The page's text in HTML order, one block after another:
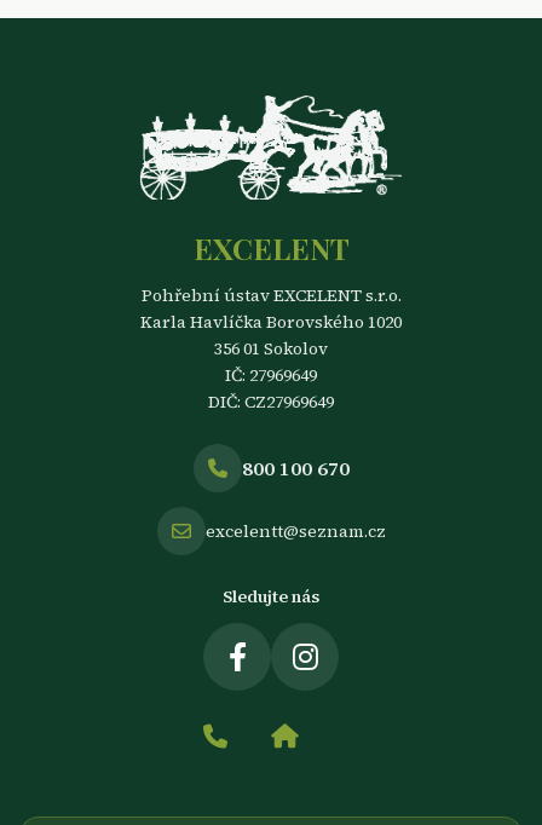
EXCELENT
Pohřební ústav EXCELENT s.r.o.
Karla Havlíčka Borovského 1020
356 01 Sokolov
IČ: 27969649
DIČ: CZ27969649
800 100 670
excelentt@seznam.cz
Sledujte nás